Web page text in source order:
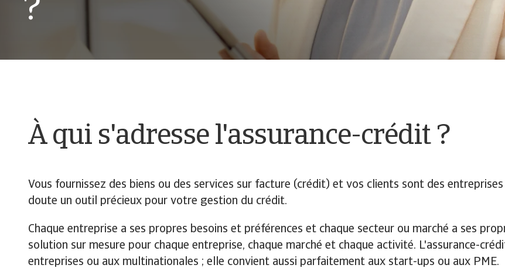
?
À qui s'adresse l'assurance-crédit ?
Vous fournissez des biens ou des services sur facture (crédit) et vos clients sont des
doute un outil précieux pour votre gestion du crédit.
Chaque entreprise a ses propres besoins et préférences et chaque secteur ou marché a ses
solution sur mesure pour chaque entreprise, chaque marché et chaque activité. L'assurance-
entreprises ou aux multinationales ; elle convient aussi parfaitement aux start-ups ou aux PME.